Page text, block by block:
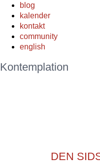
blog
kalender
kontakt
community
english
Kontemplation
DEN